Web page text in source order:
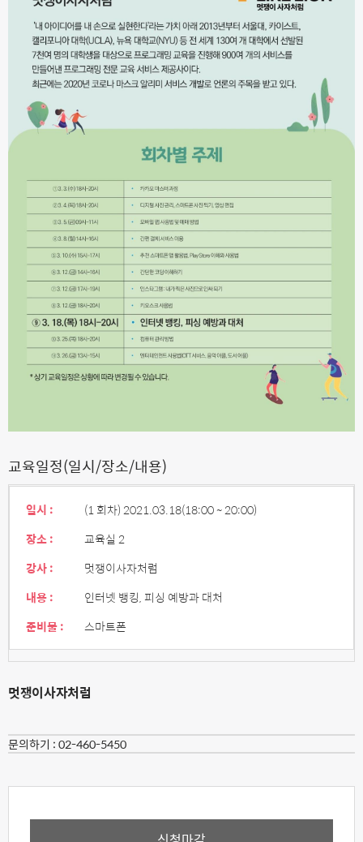
교육일정(일시/장소/내용)
일시 : (1 회차) 2021.03.18(18:00 ~ 20:00)
장소 :
교육실 2
강사 :
멋쟁이사자처럼
내용 :
인터넷 뱅킹, 피싱 예방과 대처
준비물 :
스마트폰
멋쟁이사자처럼
문의하기 :02-460-5450